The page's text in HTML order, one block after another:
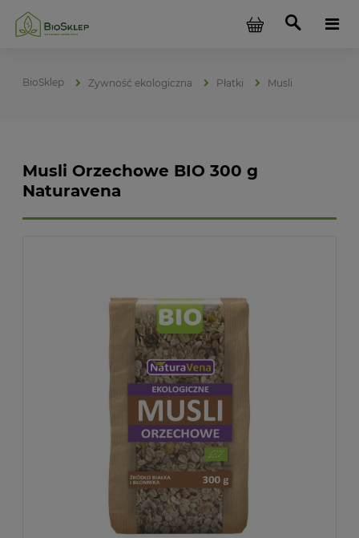
Żywność ekologiczna Płatki Musli
Musli Orzechowe BIO 300 g
Naturavena